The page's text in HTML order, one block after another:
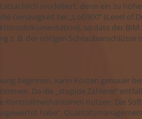
modelliert, denn ein zu
Genauigkeit bei „LoD300“ (Level of
so dass der BIM
z. B. der nötigen
beginnen, kann Kosten genauer
Da die „stupide Zählerei“
Kontrollmechanismen nutzen: Die
habe“.